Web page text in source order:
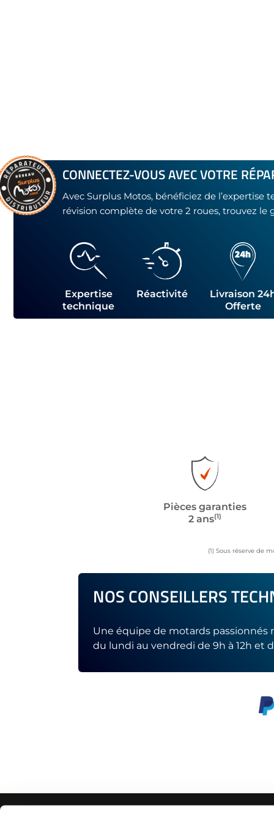
CONNECTEZ-VOUS AVEC VOTRE
Avec Surplus Motos, bénéficiez de
révision complète de votre 2 roues, trouvez le
Expertise
technique
Réactivité
Livraison
Offerte
Pièces garanties
2 ans(1)
(1) Sous réserve de
NOS CONSEILLERS
Une équipe de motards passionnés
du lundi au vendredi de 9h à 12h et
AIDE CONTACTEZ-NOUS